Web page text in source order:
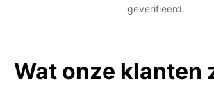
geverifieerd.
Wat onze klanten